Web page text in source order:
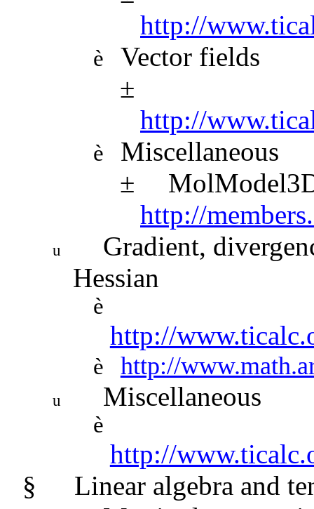
http://
è
Vector fields
±
http://
è
Miscellaneous
±
http://
u
Gradient,
Hessian
è
http://
è http://
u Miscellaneous
è
http://
§
Linear algebra and